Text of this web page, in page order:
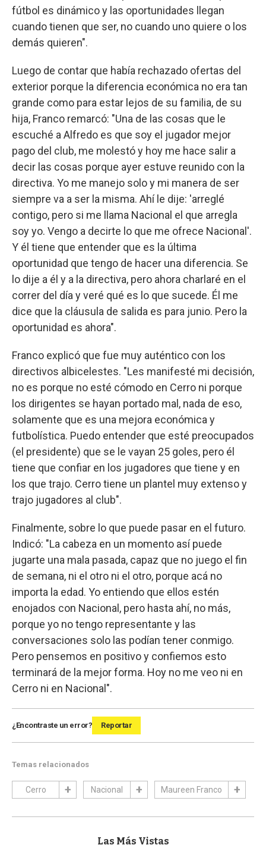
fútbol es dinámico y las oportunidades llegan
cuando tienen que ser, no cuando uno quiere o los
demás quieren".
Luego de contar que había rechazado ofertas del
exterior porque la diferencia económica no era tan
grande como para estar lejos de su familia, de su
hija, Franco remarcó: "Una de las cosas que le
escuché a Alfredo es que soy el jugador mejor
pago del club, me molestó y hoy me hace salir a
decir las cosas porque ayer estuve reunido con la
directiva. Yo me manejo solo y mi manera de ser
siempre va a ser la misma. Ahí le dije: 'arreglé
contigo, pero si me llama Nacional el que arregla
soy yo. Vengo a decirte lo que me ofrece Nacional'.
Y él tiene que entender que es la última
oportunidad que tengo de hacer una diferencia. Se
lo dije a él y a la directiva, pero ahora charlaré en el
correr del día y veré qué es lo que sucede. Él me
dice que la cláusula de salida es para junio. Pero la
oportunidad es ahora".
Franco explicó que fue muy auténtico con los
directivos albicelestes. "Les manifesté mi decisión,
no es porque no esté cómodo en Cerro ni porque
los dirigentes se hayan portado mal, nada de eso,
solamente que es una mejora económica y
futbolística. Puedo entender que esté preocupados
(el presidente) que se le vayan 25 goles, pero él
tiene que confiar en los jugadores que tiene y en
los que trajo. Cerro tiene un plantel muy extenso y
trajo jugadores al club".
Finalmente, sobre lo que puede pasar en el futuro.
Indicó: "La cabeza en un momento así puede
jugarte una mala pasada, capaz que no juego el fin
de semana, ni el otro ni el otro, porque acá no
importa la edad. Yo entiendo que ellos estén
enojados con Nacional, pero hasta ahí, no más,
porque yo no tengo representante y las
conversaciones solo las podían tener conmigo.
Pero pensemos en positivo y confiemos esto
terminará de la mejor forma. Hoy no me veo ni en
Cerro ni en Nacional".
¿Encontraste un error? Reportar
Temas relacionados
Cerro Nacional Maureen Franco
Las Más Vistas